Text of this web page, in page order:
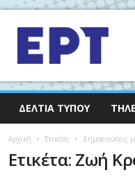
ΔΕΛΤΊΑ ΤΎΠΟΥ
Αρχική Ετικέτες Δημοσιεύσεις
Ετικέτα: Ζωή